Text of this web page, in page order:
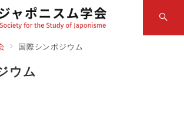
国際シンポジウム
ウム